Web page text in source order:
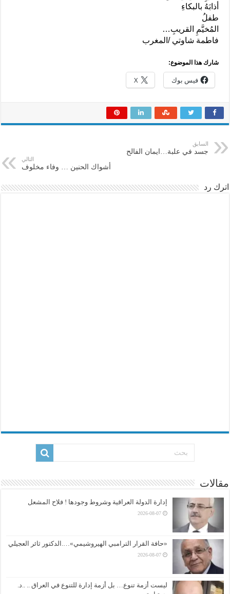
أذابَهُ بالبكاءِ
طفلُ
المُخيَّمِ القريبِ…
فاطمة شاوتي /المغرب
شارك هذا الموضوع:
فيس بوك X
السابق
جسد في علبة…ايمان الفالح
التالي
أشواك الحنين … وفاء مخلوف
اترك رد
مقالات
إدارة الدولة العراقية وشروط وجودها ! فلاح المشعل
2026-08-07
«حافة القرار الترامبي الهيروشيمي»….الدكتور ثائر العجيلي
2026-08-07
ليست أزمة تنوع… بل أزمة إدارة للتنوع في العراق .. ..د.